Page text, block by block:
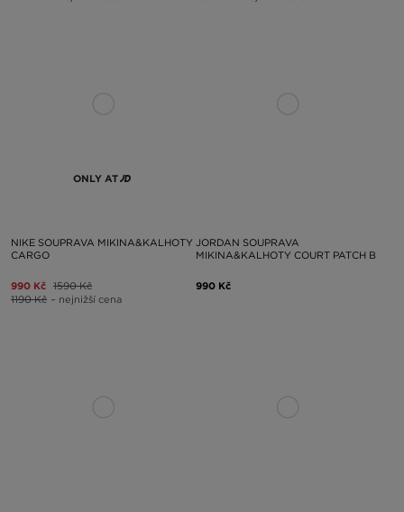
ONLY AT
NIKE SOUPRAVA MIKINA&KALHOTY
CARGO
990 Kč 1590 Kč
1190 Kč – nejnižší cena
JORDAN SOUPRAVA
MIKINA&KALHOTY COURT PATCH B
990 Kč